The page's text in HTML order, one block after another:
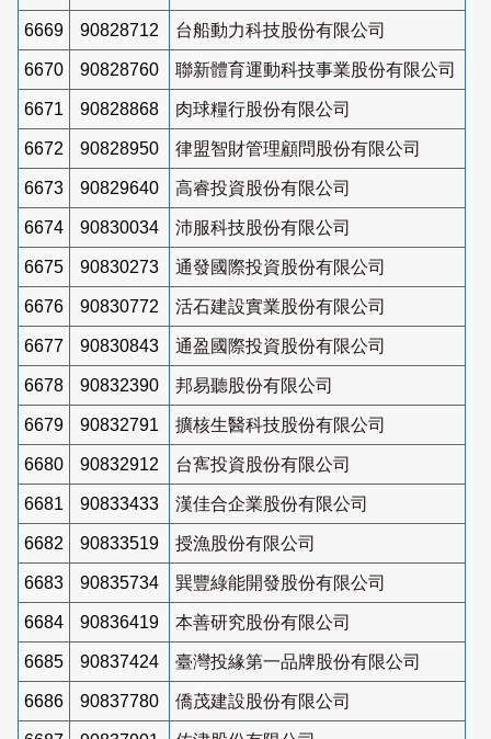
6669 90828712 台船動力科技股份有限公司
6670 90828760 聯新體育運動科技事業股份有限公司
6671 90828868 肉球糧行股份有限公司
6672 90828950 律盟智財管理顧問股份有限公司
6673 90829640 高睿投資股份有限公司
6674 90830034 沛服科技股份有限公司
6675 90830273 通發國際投資股份有限公司
6676 90830772 活石建設實業股份有限公司
6677 90830843 通盈國際投資股份有限公司
6678 90832390 邦易聽股份有限公司
6679 90832791 擴核生醫科技股份有限公司
6680 90832912 台寯投資股份有限公司
6681 90833433 漢佳合企業股份有限公司
6682 90833519 授漁股份有限公司
6683 90835734 巽豐綠能開發股份有限公司
6684 90836419 本善研究股份有限公司
6685 90837424 臺灣投緣第一品牌股份有限公司
6686 90837780 僑茂建設股份有限公司